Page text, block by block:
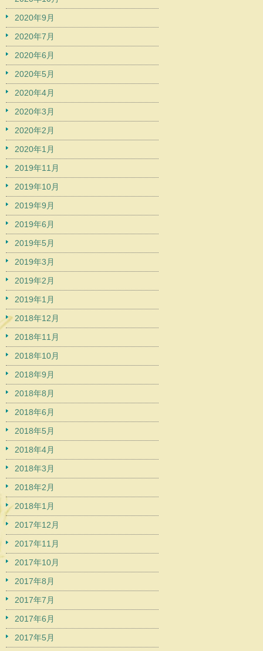
2020年9月
2020年7月
2020年6月
2020年5月
2020年4月
2020年3月
2020年2月
2020年1月
2019年11月
2019年10月
2019年9月
2019年6月
2019年5月
2019年3月
2019年2月
2019年1月
2018年12月
2018年11月
2018年10月
2018年9月
2018年8月
2018年6月
2018年5月
2018年4月
2018年3月
2018年2月
2018年1月
2017年12月
2017年11月
2017年10月
2017年8月
2017年7月
2017年6月
2017年5月